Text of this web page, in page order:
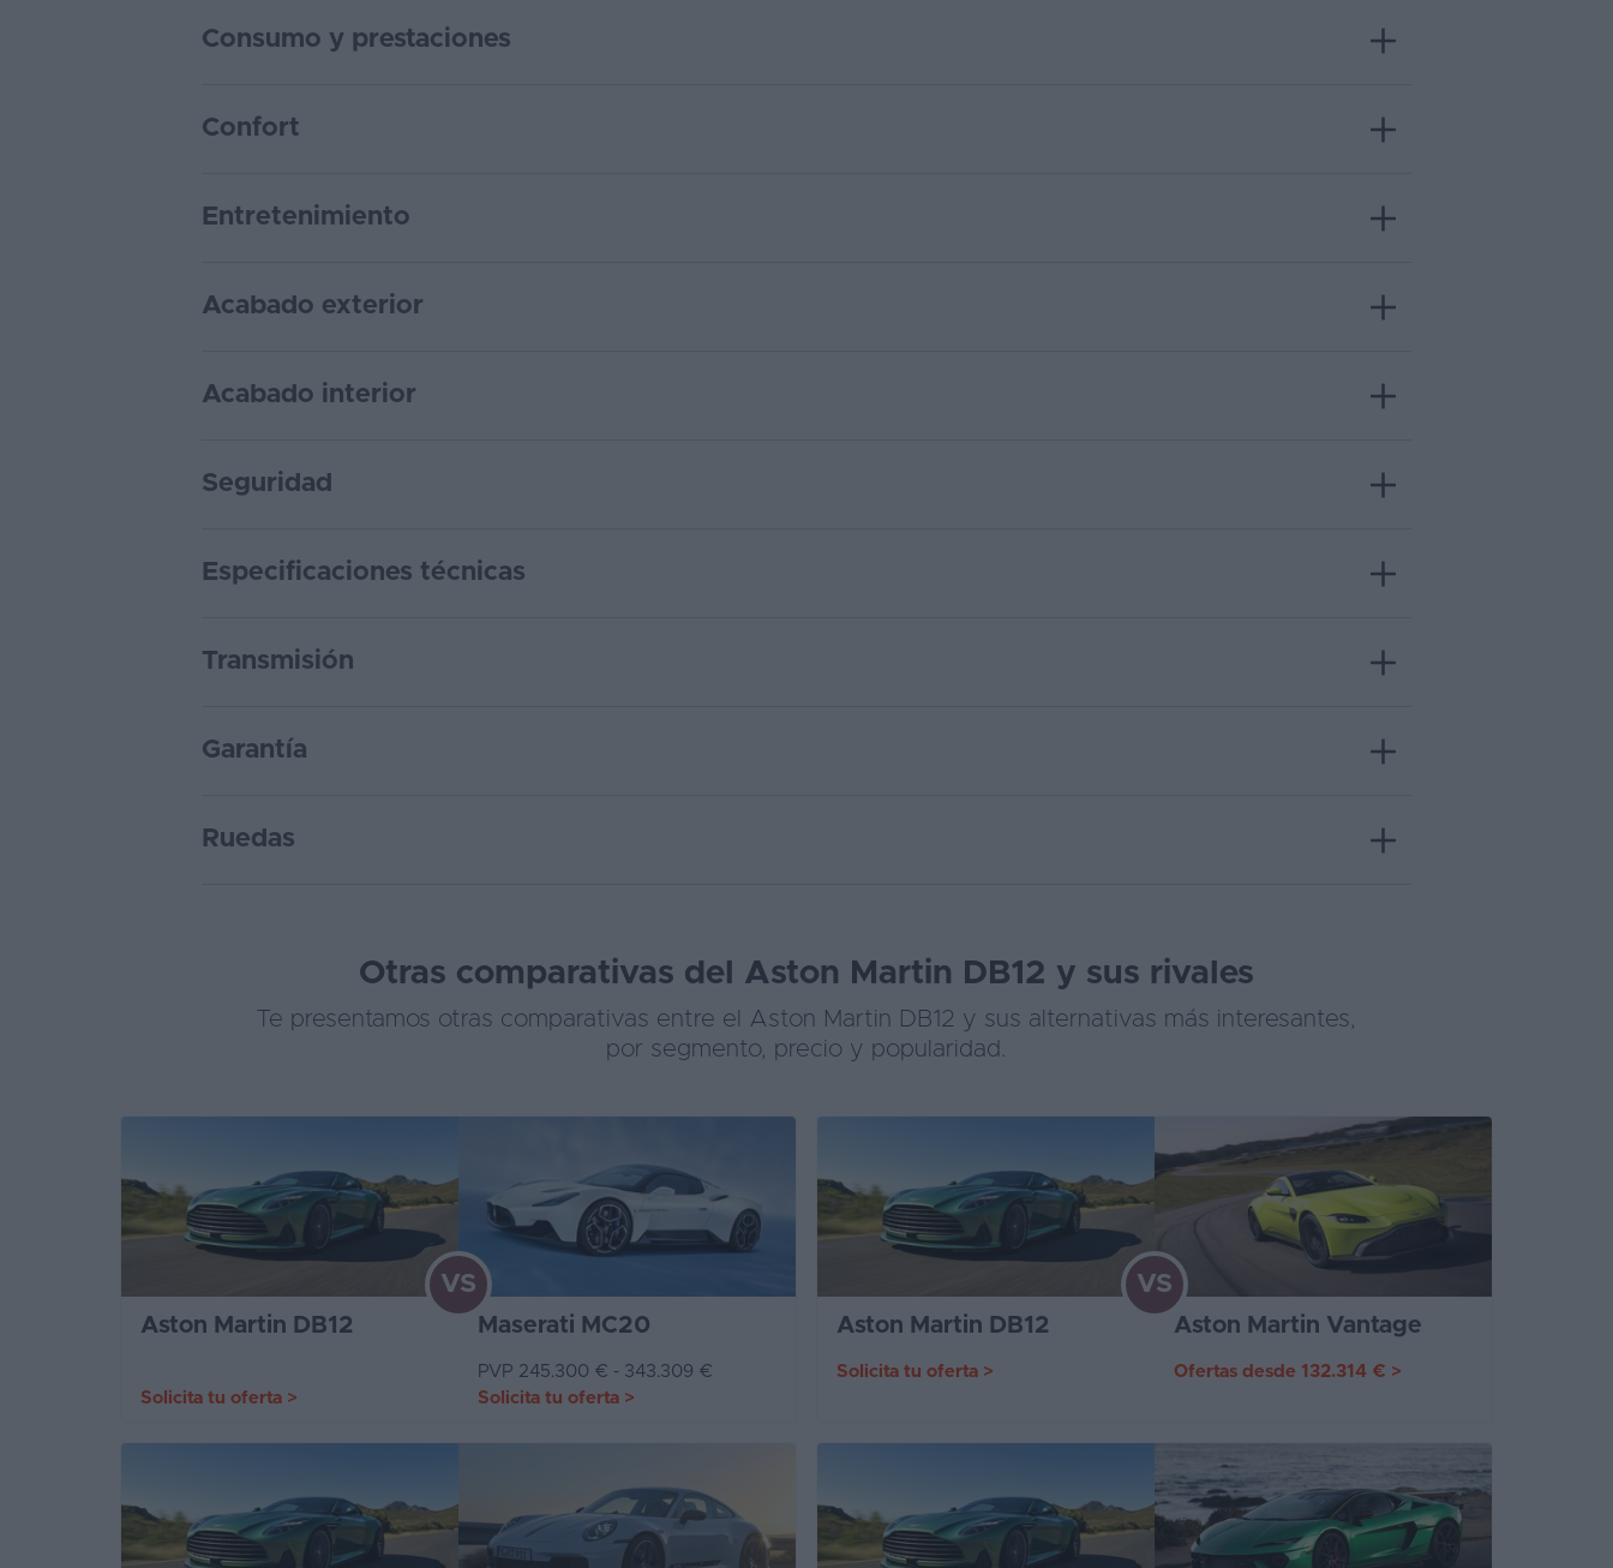
Consumo y prestaciones
Confort
Entretenimiento
Acabado exterior
Acabado interior
Seguridad
Especificaciones técnicas
Transmisión
Garantía
Ruedas
Otras comparativas del Aston Martin DB12 y sus rivales
Te presentamos otras comparativas entre el Aston Martin DB12 y sus alternativas más interesantes,
por segmento, precio y popularidad.
Aston Martin DB12 Maserati MC20
VS
PVP 245.300 € - 343.309 €
Solicita tu oferta > Solicita tu oferta >
Aston Martin DB12 Aston Martin Vantage
VS
Solicita tu oferta > Ofertas desde 132.314 € >